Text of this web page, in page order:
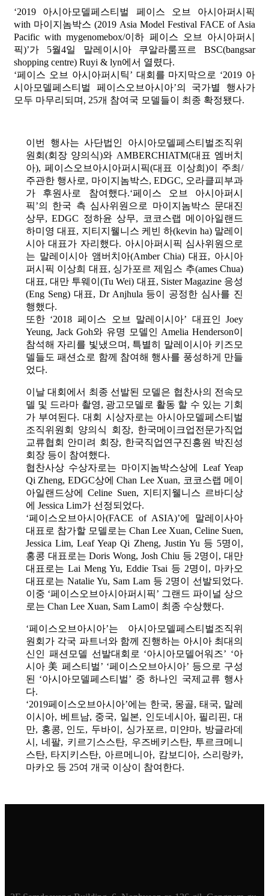
‘2019 아시아모델페스티벌 페이스 오브 아시아퍼시픽
with 마이지놈박스 (2019 Asia Model Festival FACE of Asia
Pacific with mygenomebox/이하 페이스 오브 아시아퍼시
픽)’가 5월4일 말레이시아 쿠알라룸프르 BSC(bangsar
shopping centre) Ruyi & lyn에서 열렸다.
‘페이스 오브 아시아퍼시틱’ 대회를 마지막으로 ‘2019 아
시아모델페스티벌 페이스오브아시아’의 국가별 행사가
모두 마무리되며, 25개 참여국 모델들이 최종 확정됐다.
이번 행사는 사단법인 아시아모델페스티벌조직위
원회(회장 양의식)와 AMBERCHIATM(대표 엠버치
아), 페이스오브아시아퍼시픽(대표 이상희)이 주최/
주관한 행사로, 마이지놈박스, EDGC, 오라클피부과
가 후원사로 참여했다.‘페이스 오브 아시아퍼시
픽’의 한국 측 심사위원으로 마이지놈박스 문대진
상무, EDGC 정하윤 상무, 코코스랩 메이아일랜드
하미영 대표, 지티지웰니스 케빈 하(kevin ha) 말레이
시아 대표가 자리했다. 아시아퍼시픽 심사위원으로
는 말레이시아 앰버치아(Amber Chia) 대표, 아시아
퍼시픽 이상희 대표, 싱가포르 제임스 추(ames Chua)
대표, 대만 투웨이(Tu Wei) 대표, Sister Magazine 응성
(Eng Seng) 대표, Dr Anjhula 등이 공정한 심사를 진
행했다.
또한 ‘2018 페이스 오브 말레이시아’ 대표인 Joey
Yeung, Jack Goh와 유명 모델인 Amelia Henderson이
참석해 자리를 빛냈으며, 특별히 말레이시아 키즈모
델들도 패션쇼로 함께 참여해 행사를 풍성하게 만들
었다.
이날 대회에서 최종 선발된 모델은 협찬사의 전속모
델 및 드라마 촬영, 광고모델로 활동 할 수 있는 기회
가 부여된다. 대회 시상자로는 아시아모델페스티벌
조직위원회 양의식 회장, 한국메이크업전문가직업
교류협회 안미려 회장, 한국직업연구진흥원 박진성
회장 등이 참여했다.
협찬사상 수상자로는 마이지놈박스상에 Leaf Yeap
Qi Zheng, EDGC상에 Chan Lee Xuan, 코코스랩 메이
아일랜드상에 Celine Suen, 지티지웰니스 르바디상
에 Jessica Lim가 선정되었다.
‘페이스오브아시아(FACE of ASIA)’에 말레이사아
대표로 참가할 모델로는 Chan Lee Xuan, Celine Suen,
Jessica Lim, Leaf Yeap Qi Zheng, Justin Yu 등 5명이,
홍콩 대표로는 Doris Wong, Josh Chiu 등 2명이, 대만
대표로는 Lai Meng Yu, Eddie Tsai 등 2명이, 마카오
대표로는 Natalie Yu, Sam Lam 등 2명이 선발되었다.
이중 ‘페이스오브아시아퍼시픽’ 그랜드 파이널 상으
로는 Chan Lee Xuan, Sam Lam이 최종 수상했다.
‘페이스오브아시아’는 아시아모델페스티벌조직위
원회가 각국 파트너와 함께 진행하는 아시아 최대의
신인 패션모델 선발대회로 ‘아시아모델어워즈’ ‘아
시아 美 페스티벌’ ‘페이스오브아시아’ 등으로 구성
된 ‘아시아모델페스티벌’ 중 하나인 국제교류 행사
다.
‘2019페이스오브아시아’에는 한국, 몽골, 태국, 말레
이시아, 베트남, 중국, 일본, 인도네시아, 필리핀, 대
만, 홍콩, 인도, 두바이, 싱가포르, 미얀마, 방글라데
시, 네팔, 키르기스스탄, 우즈베키스탄, 투르크메니
스탄, 타지키스탄, 아르메니아, 캄보디아, 스리랑카,
마카오 등 25여 개국 이상이 참여한다.